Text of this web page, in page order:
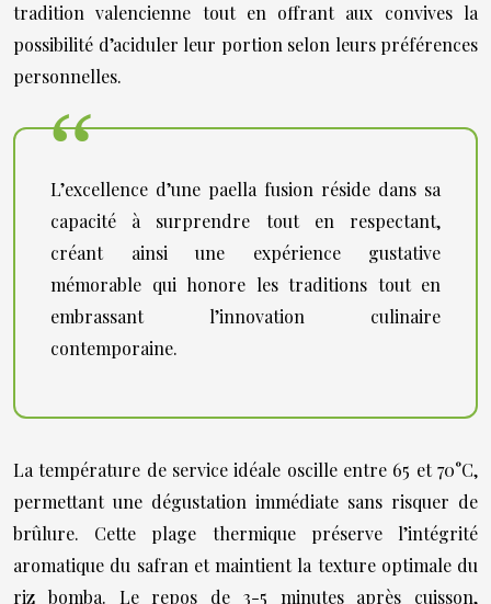
tradition valencienne tout en offrant aux convives la
possibilité d’aciduler leur portion selon leurs préférences
personnelles.
L’excellence d’une paella fusion réside dans sa
capacité à surprendre tout en respectant,
créant ainsi une expérience gustative
mémorable qui honore les traditions tout en
embrassant l’innovation culinaire
contemporaine.
La température de service idéale oscille entre 65 et 70°C,
permettant une dégustation immédiate sans risquer de
brûlure. Cette plage thermique préserve l’intégrité
aromatique du safran et maintient la texture optimale du
riz bomba. Le repos de 3-5 minutes après cuisson,